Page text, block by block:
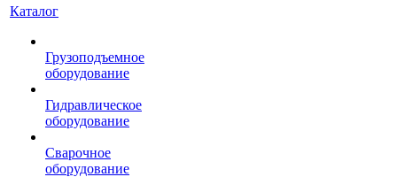
Каталог
Грузоподъемное
оборудование
Гидравлическое
оборудование
Сварочное
оборудование